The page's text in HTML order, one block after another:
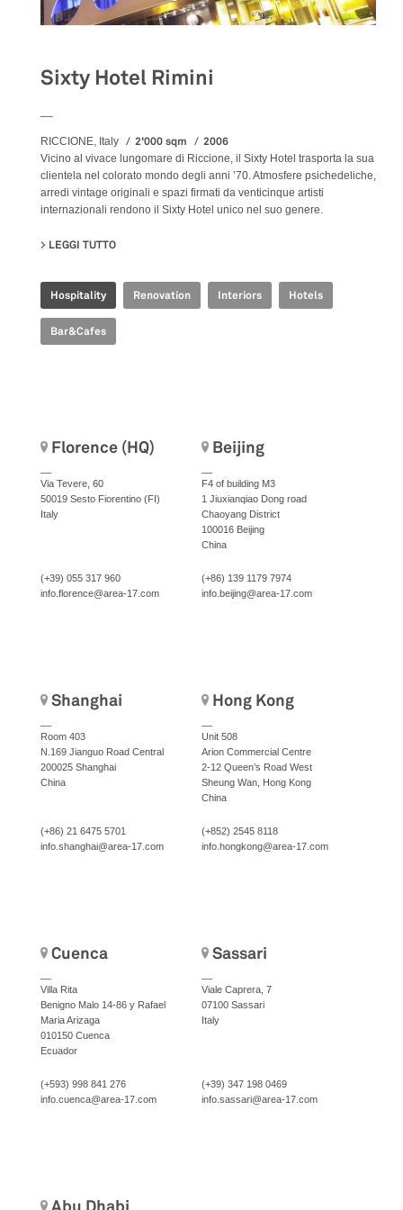
Sixty Hotel Rimini
RICCIONE, Italy 2'000 sqm 2006
Vicino al vivace lungomare di Riccione, il Sixty Hotel trasporta la sua
clientela nel colorato mondo degli anni ’70. Atmosfere psichedeliche,
arredi vintage originali e spazi firmati da venticinque artisti
internazionali rendono il Sixty Hotel unico nel suo genere.
LEGGI TUTTO
Hospitality Renovation Interiors Hotels
Bar&Cafes
Florence (HQ)
Via Tevere, 60
50019 Sesto Fiorentino (FI)
Italy
(+39) 055 317 960
info.florence@area-17.com
Beijing
F4 of building M3
1 Jiuxianqiao Dong road
Chaoyang District
100016 Beijing
China
(+86) 139 1179 7974
info.beijing@area-17.com
Shanghai
Room 403
N.169 Jianguo Road Central
200025 Shanghai
China
(+86) 21 6475 5701
info.shanghai@area-17.com
Hong Kong
Unit 508
Arion Commercial Centre
2-12 Queen’s Road West
Sheung Wan, Hong Kong
China
(+852) 2545 8118
info.hongkong@area-17.com
Cuenca
Villa Rita
Benigno Malo 14-86 y Rafael
Maria Arizaga
010150 Cuenca
Ecuador
(+593) 998 841 276
info.cuenca@area-17.com
Sassari
Viale Caprera, 7
07100 Sassari
Italy
(+39) 347 198 0469
info.sassari@area-17.com